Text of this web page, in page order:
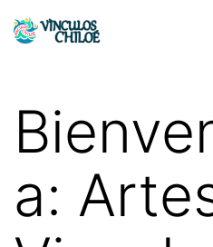
Saltar
Vínculos
a: